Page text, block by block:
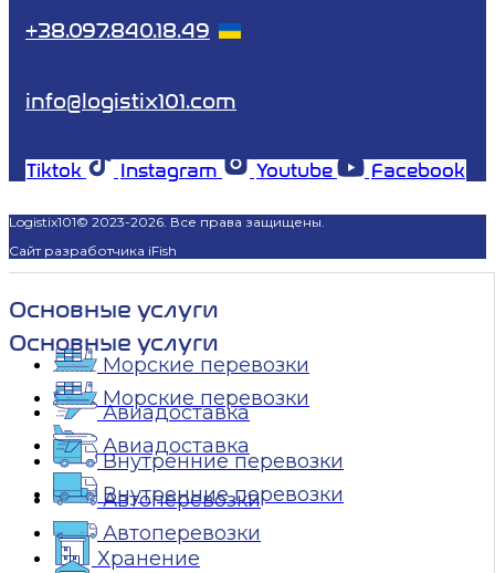
+38.097.840.18.49
info@logistix101.com
Tiktok Instagram Youtube Facebook
Logistix101© 2023-2026. Все права защищены.
Сайт разработчика iFish
Основные услуги
Морские перевозки
Авиадоставка
Внутренние перевозки
Автоперевозки
Основные услуги
Морские перевозки
Авиадоставка
Внутренние перевозки
Автоперевозки
Хранение